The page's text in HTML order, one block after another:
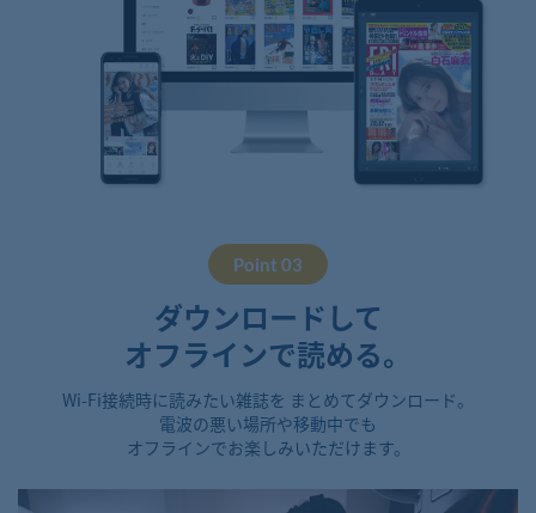
Point 03
ダウンロードして
オフラインで読める。
Wi-Fi接続時に読みたい雑誌を まとめてダウンロード。
電波の悪い場所や移動中でも
オフラインでお楽しみいただけます。